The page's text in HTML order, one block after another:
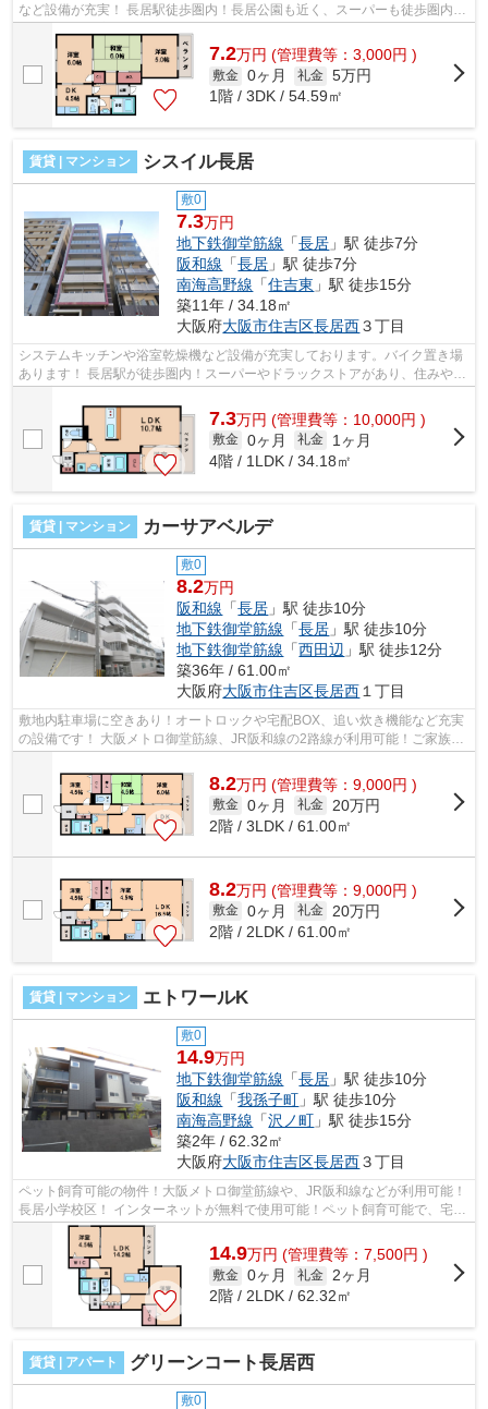
など設備が充実！ 長居駅徒歩圏内！長居公園も近く、スーパーも徒歩圏内！
住みやすい環境になっております。 ...
7.2万円 (管理費等：3,000円 )
敷金 0ヶ月 礼金 5万円
1階 / 3DK / 54.59㎡
賃貸 | マンション シスイル長居
敷0
7.3万円
地下鉄御堂筋線 「長居 」駅 徒歩7分
阪和線 「長居 」駅 徒歩7分
南海高野線 「住吉東 」駅 徒歩15分
築11年 / 34.18㎡
大阪府大阪市住吉区長居西３丁目
システムキッチンや浴室乾燥機など設備が充実しております。バイク置き場
あります！ 長居駅が徒歩圏内！スーパーやドラックストアがあり、住みやす
7.3万円 (管理費等：10,000円 )
敷金 0ヶ月 礼金
1ヶ月
4階 / 1LDK / 34.18㎡
賃貸 | マンション カーサアベルデ
敷0
8.2万円
阪和線 「長居 」駅 徒歩10分
地下鉄御堂筋線 「長居 」駅 徒歩10分
地下鉄御堂筋線 「西田辺 」駅 徒歩12分
築36年 / 61.00㎡
大阪府大阪市住吉区長居西 １丁目
敷地内駐車場に空きあり！オートロックや宅配BOX、追い炊き機能など充実
の設備です！ 大阪メトロ御堂筋線、JR阪和線の2路線が利用可能！ご家族で
8.2万円 (管理費等：9,000円 )
敷金 0ヶ月 礼金
20万円
2階 / 3LDK / 61.00㎡
8.2万円 (管理費等：9,000円 )
敷金 0ヶ月 礼金
20万円
2階 / 2LDK / 61.00㎡
賃貸 | マンション エトワールK
敷0
14.9万円
地下鉄御堂筋線 「長居 」駅 徒歩10分
阪和線 「我孫子町 」駅 徒歩10分
南海高野線 「沢ノ町 」駅 徒歩15分
築2年 / 62.32㎡
大阪府大阪市住吉区長居西３丁目
ペット飼育可能の物件！大阪メトロ御堂筋線や、JR阪和線などが利用可能！
長居小学校区！ インターネットが無料で使用可能！ペット飼育可能で、宅配
ボックスも完備です！ ■□■□■□■□■□■...
14.9万円 (管理費等：7,500円 )
敷金 0ヶ月 礼金 2ヶ月
2階 / 2LDK / 62.32㎡
賃貸 | アパート グリーンコート長居西
敷0